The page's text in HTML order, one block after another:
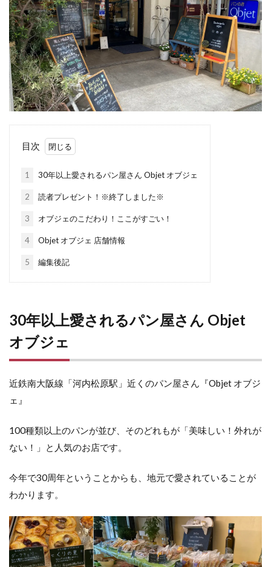
目次
1 30年以上愛されるパン屋さん Objet オブジェ
2 読者プレゼント！※終了しました※
3 オブジェのこだわり！ここがすごい！
4 Objet オブジェ 店舗情報
5 編集後記
30年以上愛されるパン屋さん Objet
オブジェ
近鉄南大阪線「河内松原駅」近くのパン屋さん『Objet オブジ
ェ』
100種類以上のパンが並び、そのどれもが「美味しい！外れが
ない！」と人気のお店です。
今年で30周年ということからも、地元で愛されていることが
わかります。